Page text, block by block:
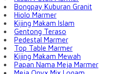
Bongpay Kuburan Granit
Hiolo Marmer
Kijing Makam Islam
Gentong Teraso
Pedestal Marmer
Top Table Marmer
Kijing Makam Mewah
Papan Nama Meja Marmer